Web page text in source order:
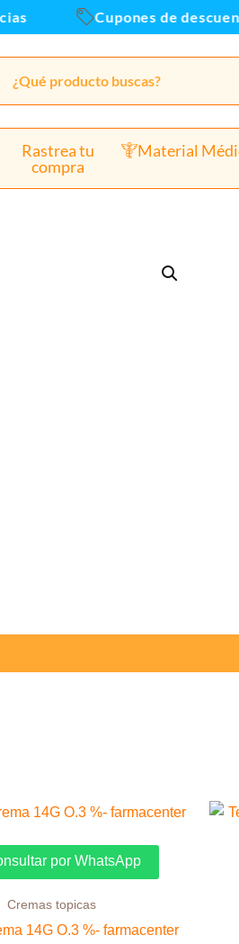
Cupones de
Rastrea tu
compra
Material
por WhatsApp
Cremas topicas
14G O.3 %- farmacenter